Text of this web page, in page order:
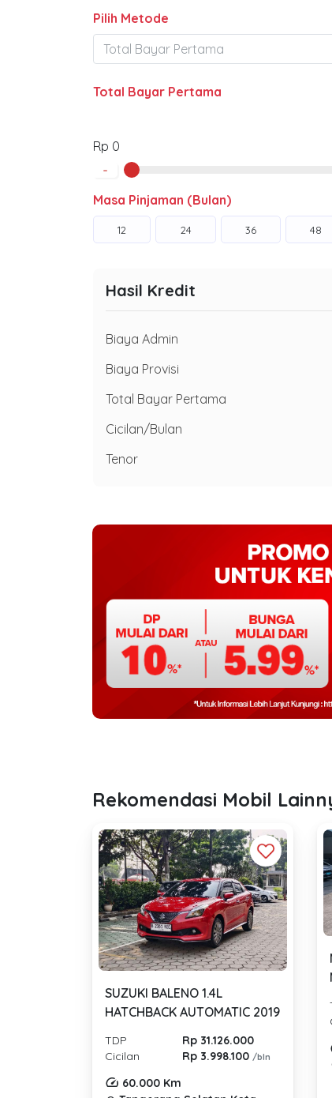
Pilih Metode
Total Bayar Pertama
Rp 0
-
Masa Pinjaman (Bulan)
12 24 36 48
Hasil Kredit
Biaya Admin
Biaya Provisi
Total Bayar Pertama
Cicilan/Bulan
Tenor
Rekomendasi Mobil
SUZUKI BALENO 1.4L
HATCHBACK AUTOMATIC 2019
TDP
Rp 31.126.000
Cicilan
Rp 3.998.100/bln
60.000 Km